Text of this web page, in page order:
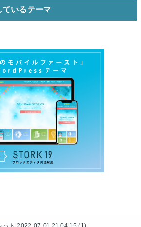
ているテーマ
ット 2022-07-01 21.04.15 (1)